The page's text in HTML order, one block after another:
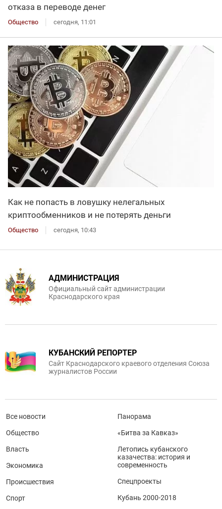
отказа в переводе денег
Общество сегодня, 11:01
Как не попасть в ловушку нелегальных
криптообменников и не потерять деньги
Общество сегодня, 10:43
АДМИНИСТРАЦИЯ
Официальный сайт администрации
Краснодарского края
КУБАНСКИЙ РЕПОРТЕР
Сайт Краснодарского краевого отделения Союза
журналистов России
Все новости
Общество
Власть
Экономика
Происшествия
Спорт
Панорама
«Битва за Кавказ»
Летопись кубанского
казачества: история и
современность
Спецпроекты
Кубань 2000-2018